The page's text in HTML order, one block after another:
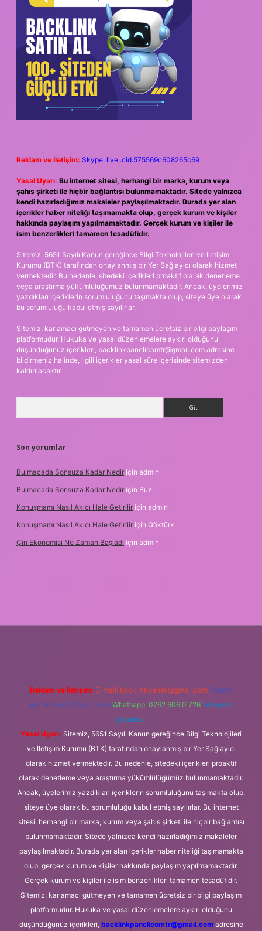
Reklam ve İletişim: Skype: live:.cid.575569c608265c69
Yasal Uyarı: Bu internet sitesi, herhangi bir marka, kurum veya
şahıs şirketi ile hiçbir bağlantısı bulunmamaktadır. Sitede yalnızca
kendi hazırladığımız makaleler paylaşılmaktadır. Burada yer alan
içerikler haber niteliği taşımamakta olup, gerçek kurum ve kişiler
hakkında paylaşım yapılmamaktadır. Gerçek kurum ve kişiler ile
isim benzerlikleri tamamen tesadüfidir.
Sitemiz, 5651 Sayılı Kanun gereğince Bilgi Teknolojileri ve İletişim
Kurumu (BTK) tarafından onaylanmış bir Yer Sağlayıcı olarak hizmet
vermektedir. Bu nedenle, sitedeki içerikleri proaktif olarak denetleme
veya araştırma yükümlülüğümüz bulunmamaktadır. Ancak, üyelerimiz
yazdıkları içeriklerin sorumluluğunu taşımakta olup, siteye üye olarak
bu sorumluluğu kabul etmiş sayılırlar.
Sitemiz, kar amacı gütmeyen ve tamamen ücretsiz bir bilgi paylaşım
platformudur. Hukuka ve yasal düzenlemelere aykırı olduğunu
düşündüğünüz içerikleri, backlinkpanelicomtr@gmail.com adresine
bildirmeniz halinde, ilgili içerikler yasal süre içerisinde sitemizden
kaldırılacaktır.
Son yorumlar
Bulmacada Sonsuza Kadar Nedir için admin
Bulmacada Sonsuza Kadar Nedir için Buz
Konuşmamı Nasıl Akıcı Hale Getirilir için admin
Konuşmamı Nasıl Akıcı Hale Getirilir için Göktürk
Çin Ekonomisi Ne Zaman Başladı için admin
Reklam ve İletişim: E-mail: backlinkpaneli@gmail.com Teams:
forumhizmeti@gmail.com Whatsapp: 0262 606 0 726 Telegram:
@karabul
Yasal Uyarı: Sitemiz, 5651 Sayılı Kanun gereğince Bilgi Teknolojileri
ve İletişim Kurumu (BTK) tarafından onaylanmış bir Yer Sağlayıcı
olarak hizmet vermektedir. Bu nedenle, sitedeki içerikleri proaktif
olarak denetleme veya araştırma yükümlülüğümüz bulunmamaktadır.
Ancak, üyelerimiz yazdıkları içeriklerin sorumluluğunu taşımakta olup,
siteye üye olarak bu sorumluluğu kabul etmiş sayılırlar. Bu internet
sitesi, herhangi bir marka, kurum veya şahıs şirketi ile hiçbir bağlantısı
bulunmamaktadır. Sitede yalnızca kendi hazırladığımız makaleler
paylaşılmaktadır. Burada yer alan içerikler haber niteliği taşımamakta
olup, gerçek kurum ve kişiler hakkında paylaşım yapılmamaktadır.
Gerçek kurum ve kişiler ile isim benzerlikleri tamamen tesadüfidir.
Sitemiz, kar amacı gütmeyen ve tamamen ücretsiz bir bilgi paylaşım
platformudur. Hukuka ve yasal düzenlemelere aykırı olduğunu
düşündüğünüz içerikleri, backlinkpanelicomtr@gmail.comadresine